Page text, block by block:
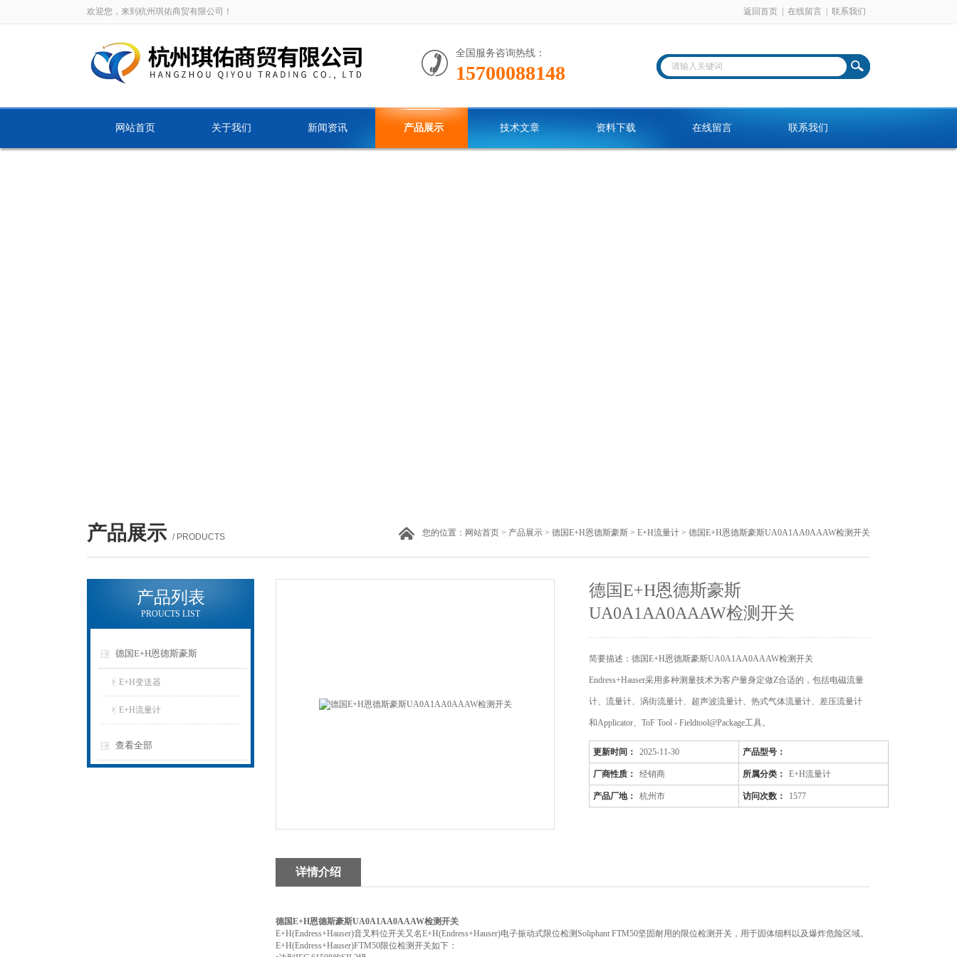
欢迎您，来到杭州琪佑商贸有限公司！ 返回首页 在线留言 联系我们
全国服务咨询热线：
15700088148
网站首页 关于我们 新闻资讯 产品展示 技术文章 资料下载 在线留言 联系我们
产品展示 / PRODUCTS 您的位置： 网站首页 > 产品展示 > 德国E+H恩德斯豪斯 > E+H流量计 > 德国E+H恩德斯豪斯UA0A1AA0AAAW检测开关
产品列表
PROUCTS LIST
德国E+H恩德斯豪斯
E+H变送器
E+H流量计
查看全部
德国E+H恩德斯豪斯
UA0A1AA0AAAW检测开关
简要描述：德国E+H恩德斯豪斯UA0A1AA0AAAW检测开关
Endress+Hauser采用多种测量技术为客户量身定做Z合适的，包括电磁流量
计、流量计、涡街流量计、超声波流量计、热式气体流量计、差压流量计
和Applicator、ToF Tool - Fieldtool@Package工具。
更新时间： 2025-11-30 产品型号：
厂商性质： 经销商 所属分类： E+H流量计
产品厂地： 杭州市 访问次数： 1577
详情介绍
德国E+H恩德斯豪斯UA0A1AA0AAAW检测开关
E+H(Endress+Hauser)音叉料位开关又名E+H(Endress+Hauser)电子振动式限位检测Soliphant FTM50坚固耐用的限位检测开关，用于固体细料以及爆炸危险区域。
E+H(Endress+Hauser)FTM50限位检测开关如下：